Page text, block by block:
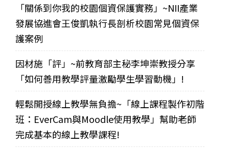
「關係到你我的校園個資保護實務」~NII產業
發展協進會王俊凱執行長剖析校園常見個資保
護案例
因材施「評」~前教育部主秘李坤崇教授分享
「如何善用教學評量激勵學生學習動機」!
輕鬆開授線上教學無負擔~「線上課程製作初階
班：EverCam與Moodle使用教學」幫助老師
完成基本的線上教學課程!